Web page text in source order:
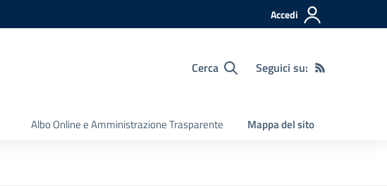
Accedi
Cerca Seguici su:
Albo Online e Amministrazione Trasparente Mappa del sito